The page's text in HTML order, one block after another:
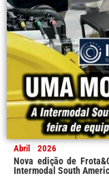
Abril 2026
Nova edição de
Intermodal South